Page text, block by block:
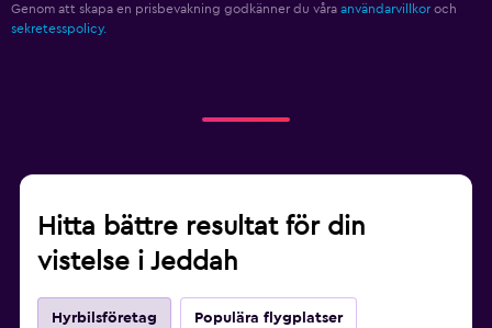
Genom att skapa en prisbevakning godkänner du våra användarvillkor och
sekretesspolicy.
Hitta bättre resultat för din
vistelse i Jeddah
Hyrbilsföretag Populära flygplatser